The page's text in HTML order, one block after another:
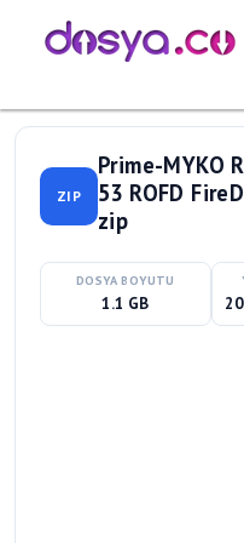
ZIP
Prime-MYKO
53 ROFD
zip
DOSYA BOYUTU
1.1 GB